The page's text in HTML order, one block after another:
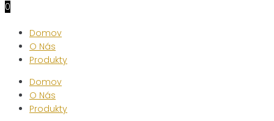
0
Domov
O Nás
Produkty
Domov
O Nás
Produkty